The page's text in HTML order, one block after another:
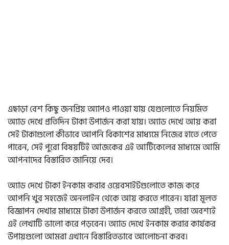
এছাড়া বেশ কিছু জনপ্রিয় অ্যাপও পাওয়া যায় যেগুলোতে নিয়মিত
অ্যাড দেখে প্রতিদিন টাকা উপার্জন করা যায়। অ্যাড দেখে আয় করা
সেই টাকাগুলো কীভাবে আপনি বিকাশের মাধ্যমে নিজের হাতে পেতে
পারেন, সেই পুরো বিষয়টিই আজকের এই আর্টিকেলের মাধ্যমে আমি
আপনাদের বিস্তারিত জানিয়ে দেব।
অ্যাড দেখে টাকা ইনকাম করার ওয়েবসাইটগুলোতে কাজ করে
আপনি খুব সহজেই অনলাইন থেকে আয় করতে পারেন। যারা মূলত
বিজ্ঞাপন দেখার মাধ্যমে টাকা উপার্জন করতে আগ্রহী, তারা অবশ্যই
এই লেখাটি ভালো করে পড়বেন। অ্যাড দেখে ইনকাম করার কার্যকর
উপায়গুলো আমরা এখানে বিস্তারিতভাবে আলোচনা করব।